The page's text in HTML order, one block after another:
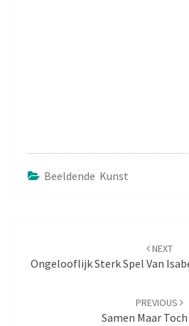
Beeldende Kunst
navigation
NEXT
Ongelooflijk Sterk Spel Van
PREVIOUS
Samen Maar